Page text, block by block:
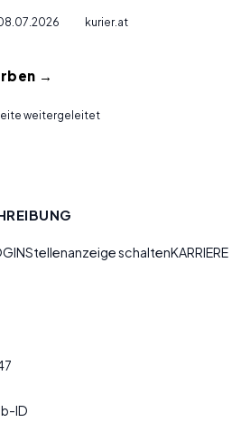
kurier.at
→
weitergeleitet
schaltenKARRIERE
ID